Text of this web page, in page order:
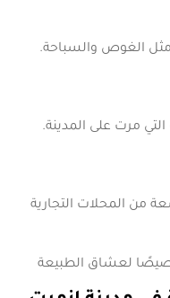
مثل الغوص والسباحة.
مرت على المدينة.
المحلات التجارية
لعشاق الطبيعة